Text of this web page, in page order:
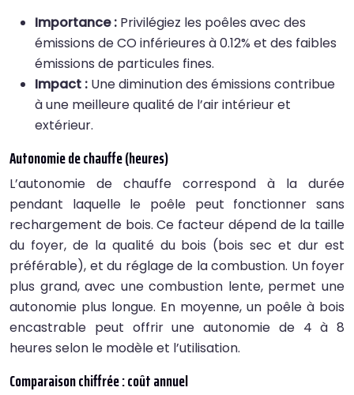
Importance : Privilégiez les poêles avec des
émissions de CO inférieures à 0.12% et des faibles
émissions de particules fines.
Impact : Une diminution des émissions contribue
à une meilleure qualité de l’air intérieur et
extérieur.
Autonomie de chauffe (heures)
L’autonomie de chauffe correspond à la durée
pendant laquelle le poêle peut fonctionner sans
rechargement de bois. Ce facteur dépend de la taille
du foyer, de la qualité du bois (bois sec et dur est
préférable), et du réglage de la combustion. Un foyer
plus grand, avec une combustion lente, permet une
autonomie plus longue. En moyenne, un poêle à bois
encastrable peut offrir une autonomie de 4 à 8
heures selon le modèle et l’utilisation.
Comparaison chiffrée : coût annuel